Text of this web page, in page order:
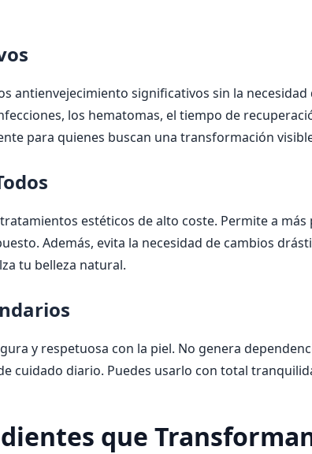
antienvejecimiento significativos sin la
los hematomas, el tiempo de
para quienes buscan una transformación
estéticos de alto coste. Permite a más
Además, evita la necesidad de cambios
tu belleza natural.
y respetuosa con la piel. No genera
cuidado diario. Puedes usarlo con total
que